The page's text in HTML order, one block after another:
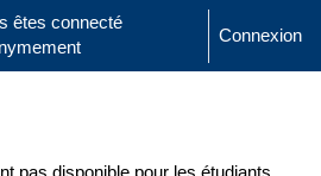
saisie de recherche
êtes connecté
Connexion